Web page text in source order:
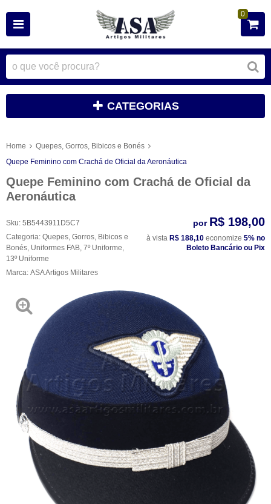
0
CATEGORIAS
Home
Quepes, Gorros, Bibicos e Bonés
Quepe Feminino com Crachá de Oficial da Aeronáutica
Quepe Feminino com Crachá de Oficial da
Aeronáutica
Sku: 5B5443911D5C7
Categoria: Quepes, Gorros, Bibicos e
Bonés Uniformes FAB 7º Uniforme
13º Uniforme
Marca: ASA Artigos Militares
por R$ 198,00
à vista R$ 188,10 economize 5% no
Boleto Bancário ou Pix